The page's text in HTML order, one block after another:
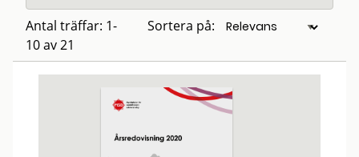
Antal träffar: 1-
10 av 21
Sortera på: